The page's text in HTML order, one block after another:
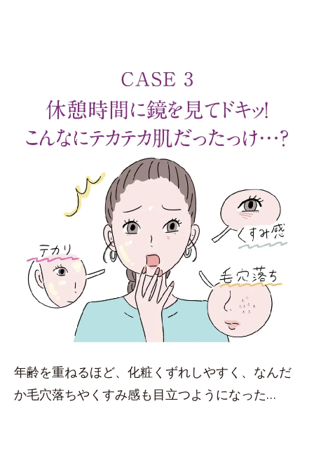
年齢を重ねるほど、化粧くずれしやすく、なんだ
か毛穴落ちやくすみ感も目立つようになった…